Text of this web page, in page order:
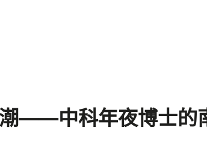
——中科年夜博士的